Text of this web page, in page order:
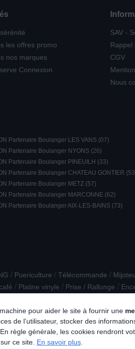
pour aider le site à fournir une
de l’utilisateur, stocker des
règle générale, les cookies rendront
ce site. En savoir plus.
les offres promo
nos marques
Connexion
SAV -
Rappel
CGV
Nous
Partenaire Boulanger LES VANS (07)
Partenaire Boulanger NYONS (26)
Partenaire Boulanger PINEUILH (33)
Partenaire Boulanger CHATEAU GONTIER
Partenaire Boulanger METZ (57)
Partenaire Boulanger MARCONNE (62)
Partenaire Boulanger AIX-LES-BAINS (73)
/ Puericulture / Télécommande /
/ Platine vinyle / Prise / Rallonge /